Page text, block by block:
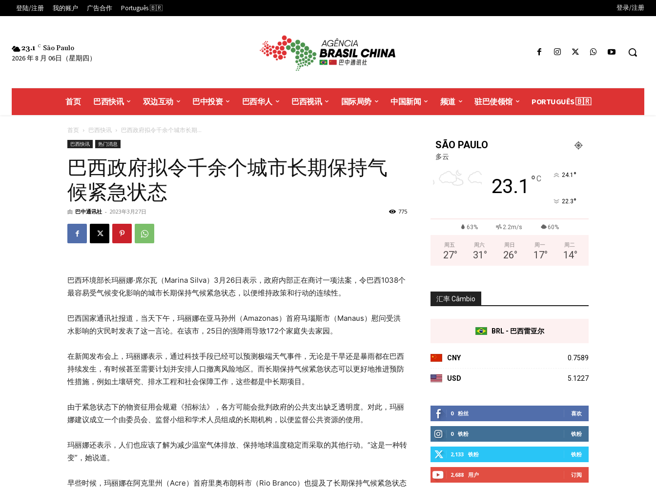
登陆/注册 我的账户 广告合作 Português 🇧🇷 登录/注册
23.1 C São Paulo
2026 年 8 月 06日（星期四）
首页 巴西快讯 双边互动 巴中投资 巴西华人 巴西视讯 国际局势 中国新闻 频道 驻巴使领馆 PORTUGUÊS 🇧🇷
首页 巴西快讯 巴西政府拟令千余个城市长期...
巴西快讯 热门消息
巴西政府拟令千余个城市长期保持气
候紧急状态
由 巴中通讯社 - 2023年3月27日 775
巴西环境部长玛丽娜·席尔瓦（Marina Silva）3月26日表示，政府内部正在商讨一项法案，令巴西1038个
最容易受气候变化影响的城市长期保持气候紧急状态，以便维持政策和行动的连续性。
巴西国家通讯社报道，当天下午，玛丽娜在亚马孙州（Amazonas）首府马瑙斯市（Manaus）慰问受洪
水影响的灾民时发表了这一言论。在该市，25日的强降雨导致172个家庭失去家园。
在新闻发布会上，玛丽娜表示，通过科技手段已经可以预测极端天气事件，无论是干旱还是暴雨都在巴西
持续发生，有时候甚至需要计划并安排人口撤离风险地区。而长期保持气候紧急状态可以更好地推进预防
性措施，例如土壤研究、排水工程和社会保障工作，这些都是中长期项目。
由于紧急状态下的物资征用会规避《招标法》，各方可能会批判政府的公共支出缺乏透明度。对此，玛丽
娜建议成立一个由委员会、监督小组和学术人员组成的长期机构，以便监督公共资源的使用。
玛丽娜还表示，人们也应该了解为减少温室气体排放、保持地球温度稳定而采取的其他行动。“这是一种转
变”，她说道。
早些时候，玛丽娜在阿克里州（Acre）首府里奥布朗科市（Rio Branco）也提及了长期保持气候紧急状态
SÃO PAULO
多云
23.1 °C 24.1 °
22.3°
63% 2.2m/s 60%
周五
27°
周六
31 °
周日
26°
周一
17°
周二
14°
汇率 Câmbio
BRL - 巴西雷亚尔
CNY 0.7589
USD 5.1227
0 粉丝 喜欢
0 铁粉 铁粉
2,133 铁粉 铁粉
2,688 用户 订阅